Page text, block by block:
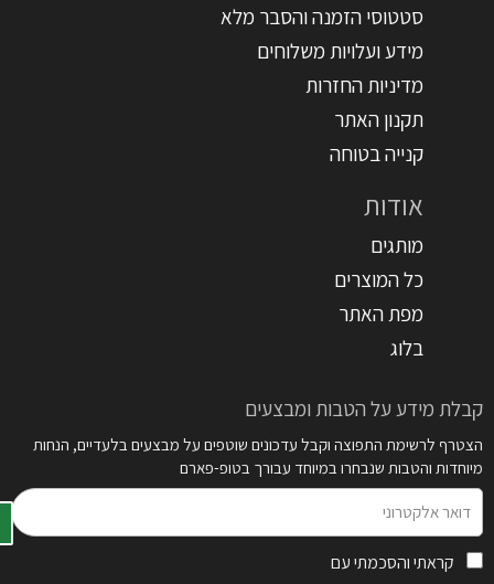
סטטוסי הזמנה והסבר מלא
מידע ועלויות משלוחים
מדיניות החזרות
תקנון האתר
קנייה בטוחה
אודות
מותגים
כל המוצרים
מפת האתר
בלוג
קבלת מידע על הטבות ומבצעים
הצטרף לרשימת התפוצה וקבל עדכונים שוטפים על מבצעים בלעדיים, הנחות
מיוחדות והטבות שנבחרו במיוחד עבורך בטופ-פארם
אלקטרוני
קראתי והסכמתי עם